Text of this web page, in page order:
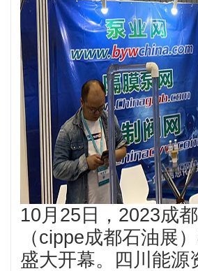
10月25日，2023成
（cippe成都石油展
盛大开幕。四川能源